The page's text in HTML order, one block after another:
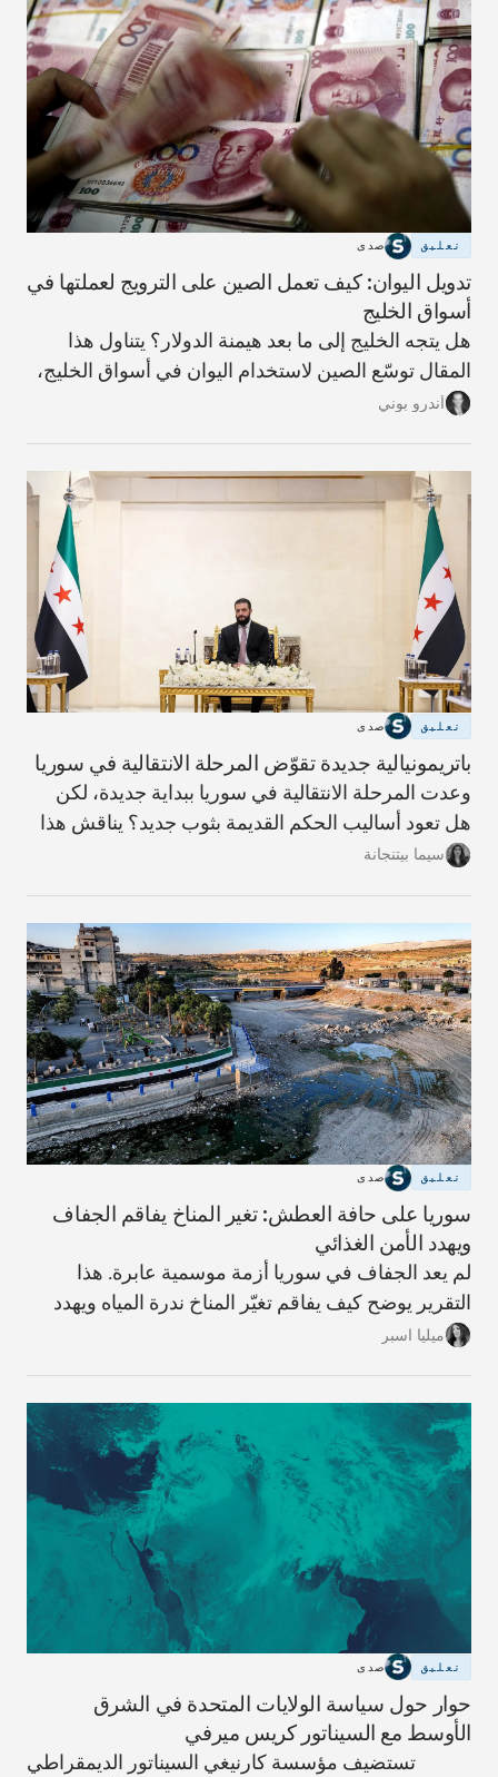
تعليق صدى
تدويل اليوان: كيف تعمل الصين على الترويج لعملتها في
أسواق الخليج
هل يتجه الخليج إلى ما بعد هيمنة الدولار؟ يتناول هذا
المقال توسّع الصين لاستخدام اليوان في أسواق الخليج،
وما الذي يعنيه ذلك لمستقبل النظام المالي الإقليمي،
أندرو بوني
تعليق صدى
باتريمونيالية جديدة تقوّض المرحلة الانتقالية في سوريا
وعدت المرحلة الانتقالية في سوريا ببداية جديدة، لكن
هل تعود أساليب الحكم القديمة بثوب جديد؟ يناقش هذا
المقال مؤشرات ذلك وما يلزم لبناء دولة أكثر شفافية
سيما بيتنجانة
تعليق صدى
سوريا على حافة العطش: تغير المناخ يفاقم الجفاف
ويهدد الأمن الغذائي
لم يعد الجفاف في سوريا أزمة موسمية عابرة. هذا
التقرير يوضح كيف يفاقم تغيّر المناخ ندرة المياه ويهدد
الزراعة والأمن الغذائي، وما الحلول المطروحة لتفادي
ميليا اسبر
تعليق صدى
حوار حول سياسة الولايات المتحدة في الشرق
الأوسط مع السيناتور كريس ميرفي
تستضيف مؤسسة كارنيغي السيناتور الديمقراطي